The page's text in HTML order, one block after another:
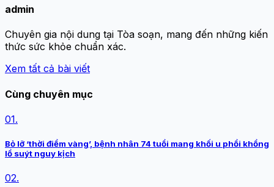
admin
Chuyên gia nội dung tại Tòa soạn, mang đến những kiến
thức sức khỏe chuẩn xác.
Xem tất cả bài viết
Cùng chuyên mục
01.
Bỏ lỡ ‘thời điểm vàng’, bệnh nhân 74 tuổi mang khối u phổi khổng
lồ suýt nguy kịch
02.